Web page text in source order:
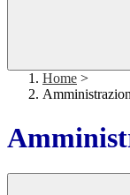
Home >